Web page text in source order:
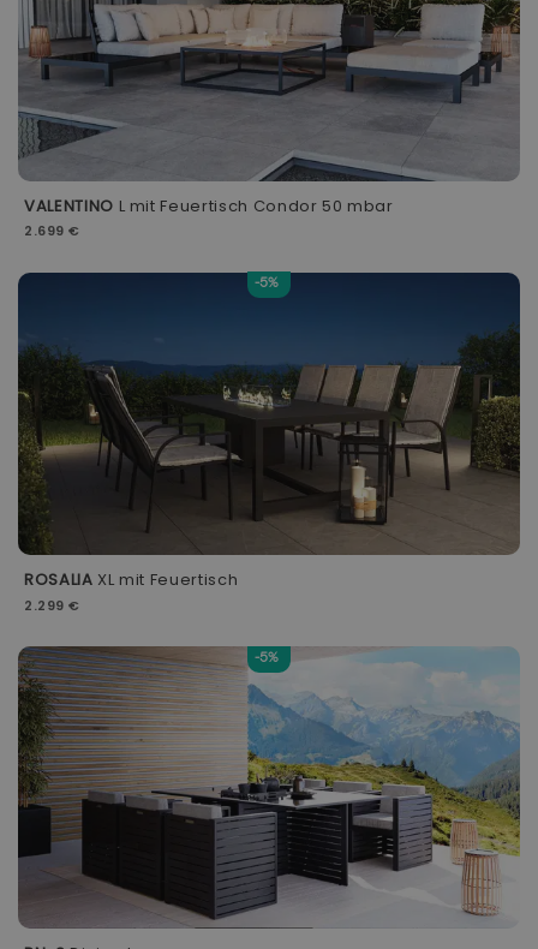
VALENTINO L mit Feuertisch Condor 50 mbar
2.699 €
-5%
ROSALIA XL mit Feuertisch
2.299 €
-5%